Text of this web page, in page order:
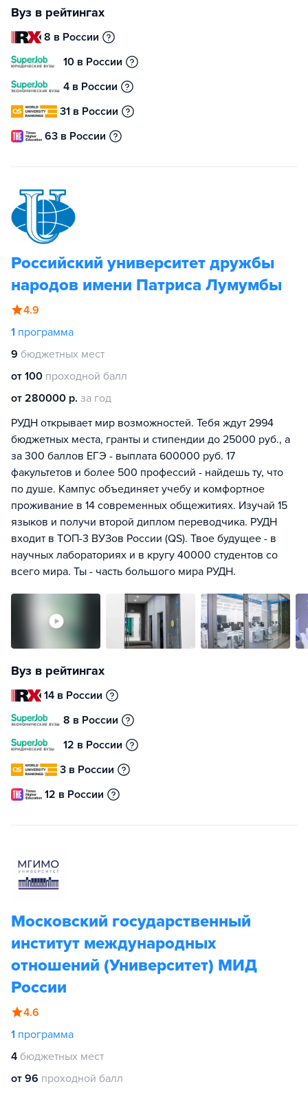
Вуз в рейтингах
8 в России
10 в России
4 в России
31 в России
63 в России
Российский университет дружбы
народов имени Патриса Лумумбы
4.9
1 программа
9 бюджетных мест
от 100 проходной балл
от 280000 р. за год
РУДН открывает мир возможностей. Тебя ждут 2994
бюджетных места, гранты и стипендии до 25000 руб., а
за 300 баллов ЕГЭ - выплата 600000 руб. 17
факультетов и более 500 профессий - найдешь ту, что
по душе. Кампус объединяет учебу и комфортное
проживание в 14 современных общежитиях. Изучай 15
языков и получи второй диплом переводчика. РУДН
входит в ТОП-3 ВУЗов России (QS). Твое будущее - в
научных лабораториях и в кругу 40000 студентов со
всего мира. Ты - часть большого мира РУДН.
Вуз в рейтингах
14 в России
8 в России
12 в России
3 в России
12 в России
Московский государственный
институт международных
отношений (Университет) МИД
России
4.6
1 программа
4 бюджетных мест
от 96 проходной балл